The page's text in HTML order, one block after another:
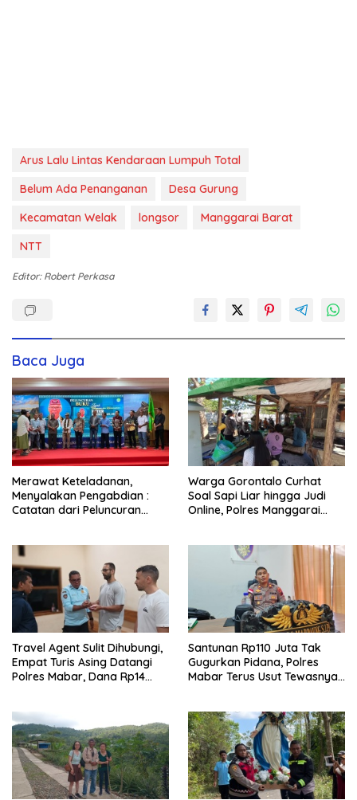
Arus Lalu Lintas Kendaraan Lumpuh Total
Belum Ada Penanganan
Desa Gurung
Kecamatan Welak
longsor
Manggarai Barat
NTT
Editor: Robert Perkasa
Baca Juga
Merawat Keteladanan,
Menyalakan Pengabdian :
Catatan dari Peluncuran
Warga Gorontalo Curhat
Soal Sapi Liar hingga Judi
Online, Polres Manggarai
Travel Agent Sulit Dihubungi,
Empat Turis Asing Datangi
Polres Mabar, Dana Rp14
Santunan Rp110 Juta Tak
Gugurkan Pidana, Polres
Mabar Terus Usut Tewasnya